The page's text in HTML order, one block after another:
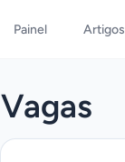
Painel Artigos
Vagas